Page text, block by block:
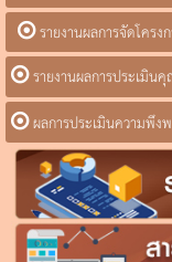
รายงานผลการจัดโคร
รายงานผลการประเมินคุ
ผลการประเมินความพึง